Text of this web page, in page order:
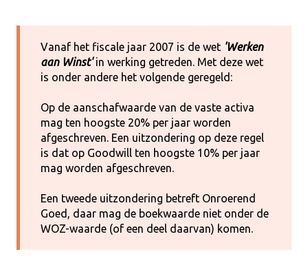
Vanaf het fiscale jaar 2007 is de wet 'Werken
aan Winst'in werking getreden. Met deze wet
is onder andere het volgende geregeld:
Op de aanschafwaarde van de vaste activa
mag ten hoogste 20% per jaar worden
afgeschreven. Een uitzondering op deze regel
is dat op Goodwill ten hoogste 10% per jaar
mag worden afgeschreven.
Een tweede uitzondering betreft Onroerend
Goed, daar mag de boekwaarde niet onder de
WOZ-waarde (of een deel daarvan) komen.